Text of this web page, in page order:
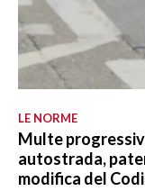
LE NORME
Multe
autostrada,
modifica del